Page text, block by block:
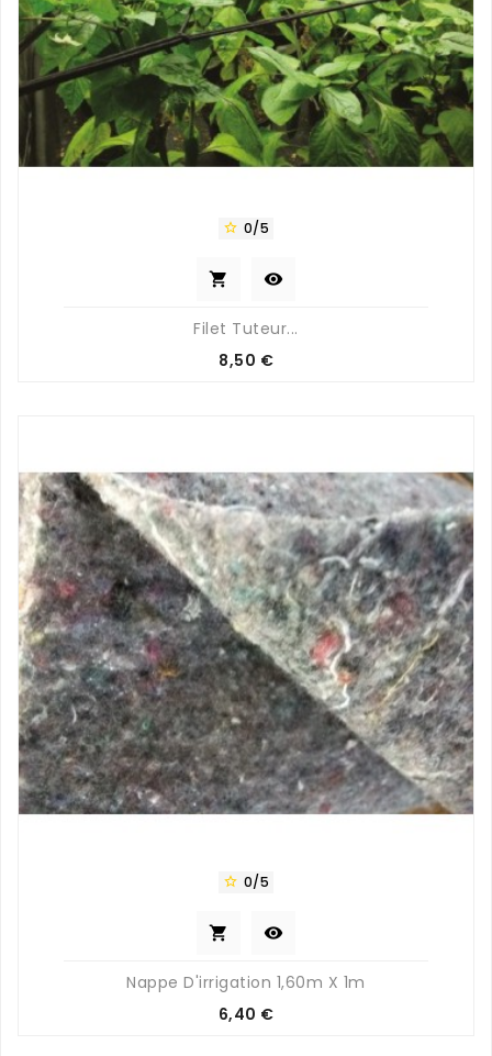
 0/5
 
Filet Tuteur...
Prix
8,50 €
 0/5
 
Nappe D'irrigation 1,60m X 1m
Prix
6,40 €